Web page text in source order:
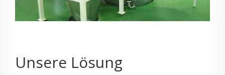
Unsere Lösung